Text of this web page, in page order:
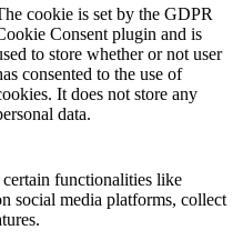
cookie is set by the GDPR
Consent plugin and is
to store whether or not user
consented to the use of
It does not store any
data.
functionalities like
social media platforms, collect